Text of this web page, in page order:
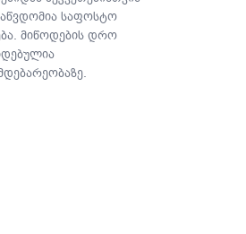
საფოსტო
მიწოდების დრო